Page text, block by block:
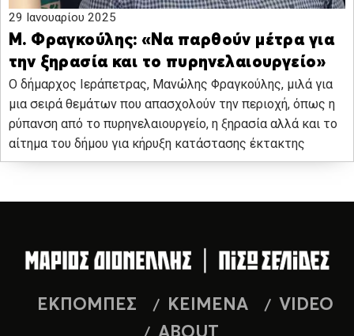
29 Ιανουαρίου 2025
Μ. Φραγκούλης: «Να παρθούν μέτρα για
την ξηρασία και το πυρηνελαιουργείο»
O δήμαρχος Ιεράπετρας, Μανώλης Φραγκούλης, μιλά για
μια σειρά θεμάτων που απασχολούν την περιοχή, όπως η
ρύπανση από το πυρηνελαιουργείο, η ξηρασία αλλά και το
αίτημα του δήμου για κήρυξη κατάστασης έκτακτης
ΕΚΠΟΜΠΕΣ ΚΕΙΜΕΝΑ
VIDEO